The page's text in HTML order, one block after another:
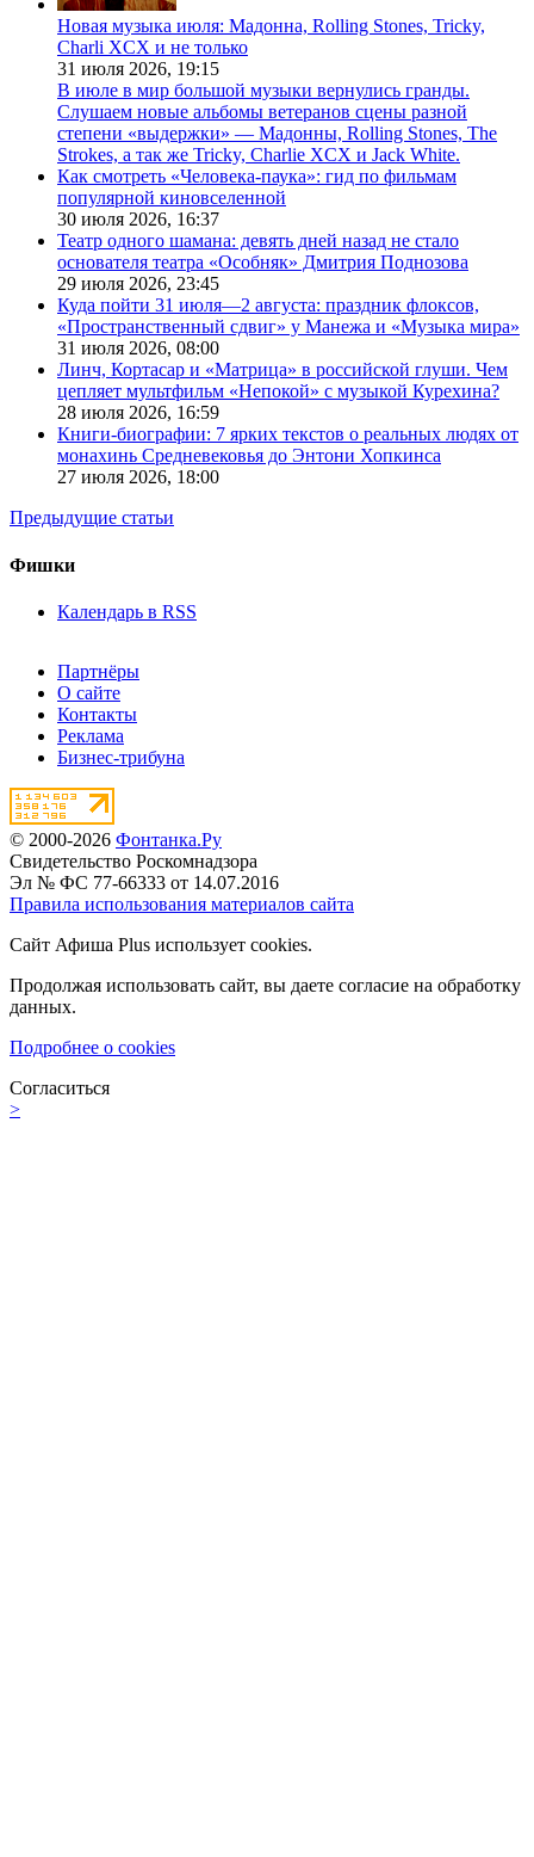
Новая музыка июля: Мадонна, Rolling Stones, Tricky,
Charli XCX и не только
31 июля 2026, 19:15
В июле в мир большой музыки вернулись гранды.
Слушаем новые альбомы ветеранов сцены разной
степени «выдержки» — Мадонны, Rolling Stones, The
Strokes, а так же Tricky, Charlie XCX и Jack White.
Как смотреть «Человека-паука»: гид по фильмам
популярной киновселенной
30 июля 2026, 16:37
Театр одного шамана: девять дней назад не стало
основателя театра «Особняк» Дмитрия Поднозова
29 июля 2026, 23:45
Куда пойти 31 июля—2 августа: праздник флоксов,
«Пространственный сдвиг» у Манежа и «Музыка мира»
31 июля 2026, 08:00
Линч, Кортасар и «Матрица» в российской глуши. Чем
цепляет мультфильм «Непокой» с музыкой Курехина?
28 июля 2026, 16:59
Книги-биографии: 7 ярких текстов о реальных людях от
монахинь Средневековья до Энтони Хопкинса
27 июля 2026, 18:00
Предыдущие статьи
Фишки
Календарь в RSS
Партнёры
О сайте
Контакты
Реклама
Бизнес-трибуна
© 2000-2026 Фонтанка.Ру
Свидетельство Роскомнадзора
Эл № ФС 77-66333 от 14.07.2016
Правила использования материалов сайта
Сайт Афиша Plus использует cookies.
Продолжая использовать сайт, вы даете согласие на обработку
данных.
Подробнее о cookies
Согласиться
>